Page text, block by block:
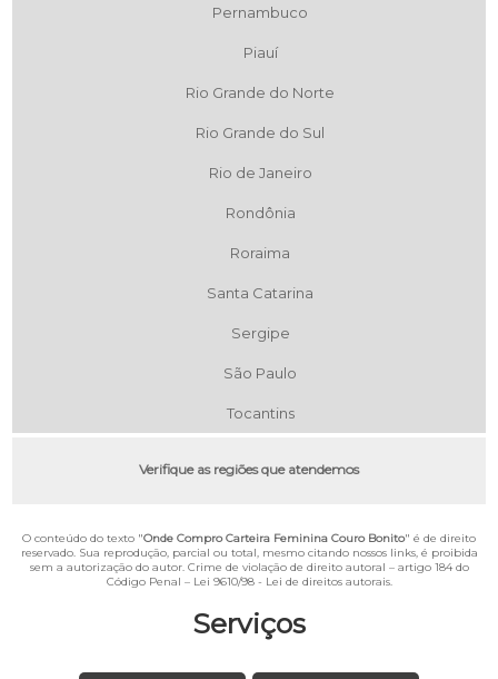
Serviços
Pernambuco
Piauí
Rio Grande do Norte
Rio Grande do Sul
Rio de Janeiro
Rondônia
Roraima
Santa Catarina
Sergipe
São Paulo
Tocantins
Verifique as regiões que atendemos
O conteúdo do texto "Onde Compro Carteira Feminina Couro Bonito" é de direito
reservado. Sua reprodução, parcial ou total, mesmo citando nossos links, é proibida
sem a autorização do autor. Crime de violação de direito autoral – artigo 184 do
Código Penal – Lei 9610/98 - Lei de direitos autorais.